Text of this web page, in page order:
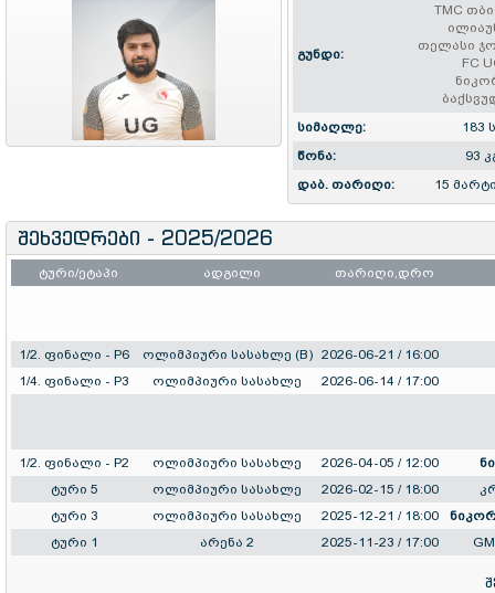
გუნდი:
TMC
თელასი
FC
სიმაღლე:
183
წონა:
93
დაბ. თარიღი:
15
შეხვედრები - 2025/2026
ტური/ეტაპი ადგილი თარიღი,დრო
1/2. ფინალი - P6 ოლიმპიური სასახლე (B) 2026-06-21 / 16:00
1/4. ფინალი - P3
ოლიმპიური სასახლე 2026-06-14 / 17:00
1/2. ფინალი - P2 ოლიმპიური სასახლე 2026-04-05 / 12:00
ტური 5
ოლიმპიური სასახლე 2026-02-15 / 18:00
ტური 3
ოლიმპიური სასახლე 2025-12-21 / 18:00
ტური 1
არენა 2 2025-11-23 / 17:00